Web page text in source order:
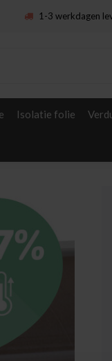
1-3 werkdagen
Isolatie folie